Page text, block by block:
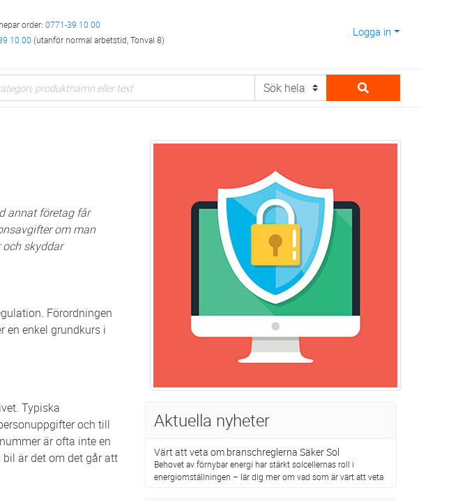
order: 0771-39 10 00
10 00 (utanför normal arbetstid, Tonval 8)
Logga in
annat företag får
om man
skyddar
Förordningen
en enkel grundkurs i
Typiska
och till
är ofta inte en
är det om det går att
Aktuella nyheter
Värt att veta om branschreglerna Säker Sol
Behovet av förnybar energi har stärkt solcellernas roll i
energiomställningen – lär dig mer om vad som är värt att veta